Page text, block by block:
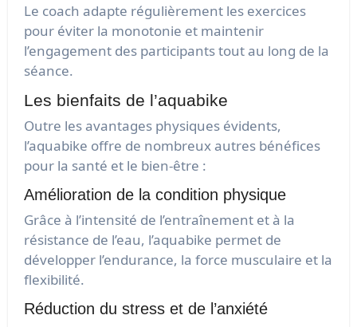
Le coach adapte régulièrement les exercices
pour éviter la monotonie et maintenir
l’engagement des participants tout au long de la
séance.
Les bienfaits de l’aquabike
Outre les avantages physiques évidents,
l’aquabike offre de nombreux autres bénéfices
pour la santé et le bien-être :
Amélioration de la condition physique
Grâce à l’intensité de l’entraînement et à la
résistance de l’eau, l’aquabike permet de
développer l’endurance, la force musculaire et la
flexibilité.
Réduction du stress et de l’anxiété